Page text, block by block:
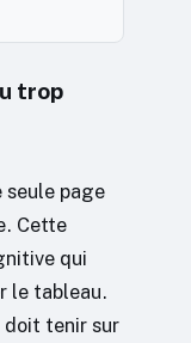
trop
page
Cette
qui
le tableau.
doit tenir sur